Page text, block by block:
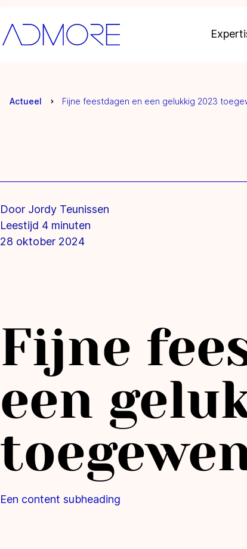
Actueel Fijne feestdagen en een gelukkig 2023
Door Jordy Teunissen
Leestijd 4 minuten
28 oktober 2024
Fijne
een
Een content subheading